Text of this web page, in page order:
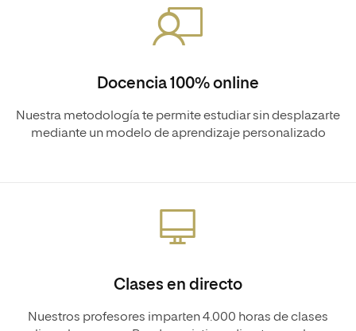
Docencia 100% online
Nuestra metodología te permite estudiar sin desplazarte
mediante un modelo de aprendizaje personalizado
Clases en directo
Nuestros profesores imparten 4.000 horas de clases